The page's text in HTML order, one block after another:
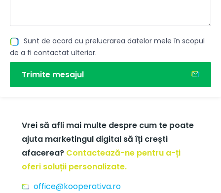
Sunt de acord cu prelucrarea datelor mele în scopul
de a fi contactat ulterior.
Trimite mesajul
Vrei să afli mai multe despre cum te poate
ajuta marketingul digital să îți crești
afacerea? Contactează-ne pentru a-ți
oferi soluții personalizate.
office@kooperativa.ro